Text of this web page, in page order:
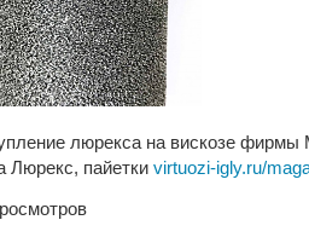
люрекса на вискозе
Люрекс, пайетки virtuozi-igly.ru/